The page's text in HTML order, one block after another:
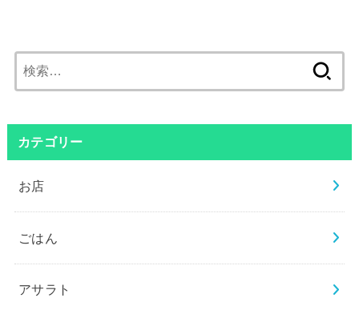
索:
カテゴリー
お店
ごはん
アサラト